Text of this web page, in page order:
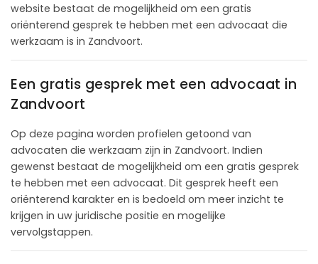
website bestaat de mogelijkheid om een gratis
oriënterend gesprek te hebben met een advocaat die
werkzaam is in Zandvoort.
Een gratis gesprek met een advocaat in
Zandvoort
Op deze pagina worden profielen getoond van
advocaten die werkzaam zijn in Zandvoort. Indien
gewenst bestaat de mogelijkheid om een gratis gesprek
te hebben met een advocaat. Dit gesprek heeft een
oriënterend karakter en is bedoeld om meer inzicht te
krijgen in uw juridische positie en mogelijke
vervolgstappen.